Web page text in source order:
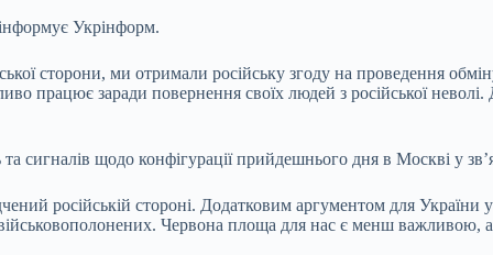
Укрінформ.
сторони, ми отримали російську згоду на проведення
працює заради повернення своїх людей з російської
сигналів щодо конфігурації прийдешнього дня в Москві у
російській стороні. Додатковим аргументом для України
Червона площа для нас є менш важливою,